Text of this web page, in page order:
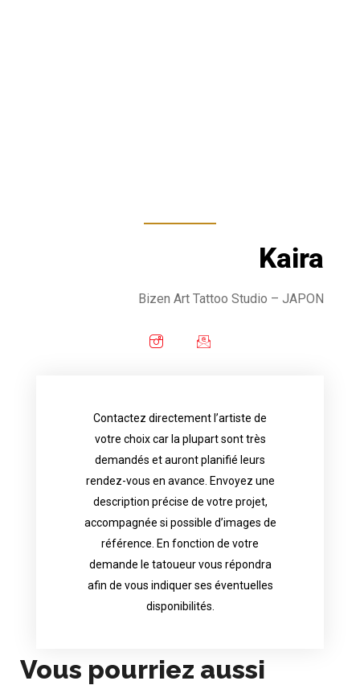
Kaira
Bizen Art Tattoo Studio – JAPON
Contactez directement l’artiste de
votre choix car la plupart sont très
demandés et auront planifié leurs
rendez-vous en avance. Envoyez une
description précise de votre projet,
accompagnée si possible d’images de
référence. En fonction de votre
demande le tatoueur vous répondra
afin de vous indiquer ses éventuelles
disponibilités.
Contact directly the artist of your
choice because most are in great
appointments in advance. Send an
accurate description of your project, if
possible attached with reference
images. Depending your request, the
tattoo artist will answer to tell you his
Vous pourriez aussi